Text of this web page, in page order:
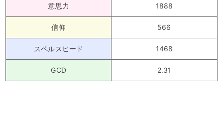
意思力 1888
信仰 566
スペルスピード 1468
GCD 2.31